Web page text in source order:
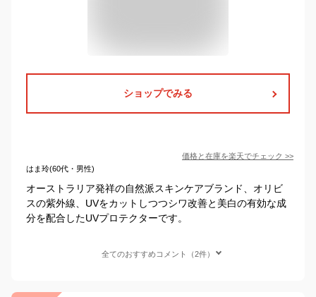
ショップでみる
価格と在庫を楽天でチェック >>
はま玲(60代・男性)
オーストラリア発祥の自然派スキンケアブランド、オリビ
スの紫外線、UVをカットしつつシワ改善と美白の有効な成
分を配合したUVプロテクターです。
全てのおすすめコメント（2件）